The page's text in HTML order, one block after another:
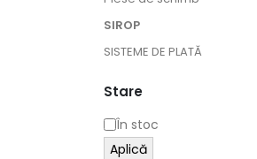
SIROP
SISTEME DE PLATĂ
Stare
În stoc
Aplică